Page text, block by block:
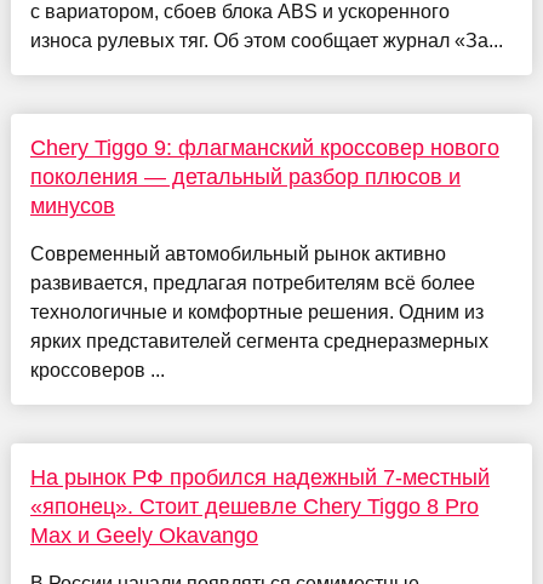
с вариатором, сбоев блока ABS и ускоренного
износа рулевых тяг. Об этом сообщает журнал «За...
Chery Tiggo 9: флагманский кроссовер нового
поколения — детальный разбор плюсов и
минусов
Современный автомобильный рынок активно
развивается, предлагая потребителям всё более
технологичные и комфортные решения. Одним из
ярких представителей сегмента среднеразмерных
кроссоверов ...
На рынок РФ пробился надежный 7-местный
«японец». Стоит дешевле Chery Tiggo 8 Pro
Max и Geely Okavango